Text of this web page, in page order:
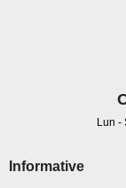
Lun -
Informative